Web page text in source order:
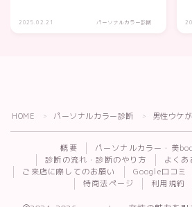
Follow Me
2025.02.21 パーソナルカラー診断
HOME ＞ パーソナルカラー診断 ＞ 男性ウケ
概要
パーソナルカラー・美
診断の流れ・診断のやり方
よくあ
ご来店に際してのお願い
Google口コミ
特商法ページ
利用規約